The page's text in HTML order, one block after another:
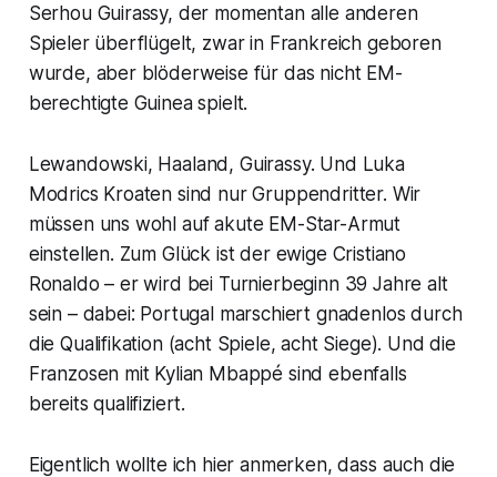
Serhou Guirassy, der momentan alle anderen
Spieler überflügelt, zwar in Frankreich geboren
wurde, aber blöderweise für das nicht EM-
berechtigte Guinea spielt.
Lewandowski, Haaland, Guirassy. Und Luka
Modrics Kroaten sind nur Gruppendritter. Wir
müssen uns wohl auf akute EM-Star-Armut
einstellen. Zum Glück ist der ewige Cristiano
Ronaldo – er wird bei Turnierbeginn 39 Jahre alt
sein – dabei: Portugal marschiert gnadenlos durch
die Qualifikation (acht Spiele, acht Siege). Und die
Franzosen mit Kylian Mbappé sind ebenfalls
bereits qualifiziert.
Eigentlich wollte ich hier anmerken, dass auch die